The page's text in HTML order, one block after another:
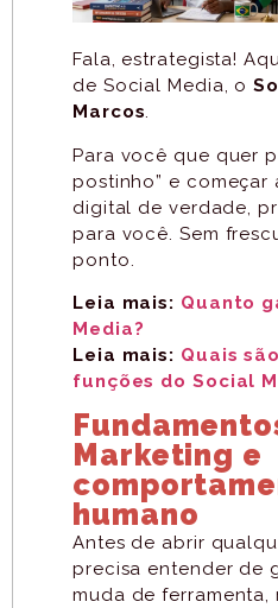
Fala, estrategista!
de Social Media, o
Marcos.
Para você que quer
postinho” e começar
digital de verdade,
para você. Sem
ponto.
Leia mais: Quanto
Media?
Leia mais: Quais
funções do Social
Marketing e
humano
Antes de abrir
precisa entender de
muda de ferramenta,